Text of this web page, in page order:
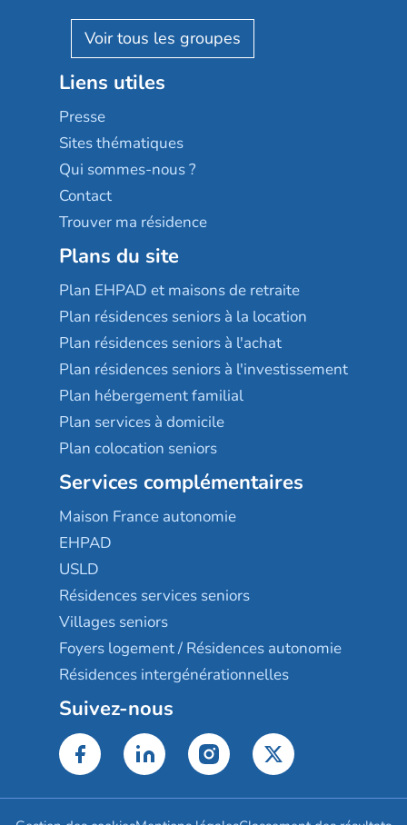
Reseda
Stella management
Les villages d'or
Sérénys
Résidences services Villa Médicis
Résidalya
Groupe aplus
AGE D'OR Services
Liens utiles
Presse
Sites thématiques
Qui sommes-nous ?
Contact
Trouver ma résidence
Plans du site
Plan EHPAD et maisons de retraite
Plan résidences seniors à la location
Plan résidences seniors à l'achat
Plan résidences seniors à l'investissement
Plan hébergement familial
Plan services à domicile
Plan colocation seniors
Services complémentaires
Maison France autonomie
EHPAD
USLD
Résidences services seniors
Villages seniors
Foyers logement / Résidences autonomie
Résidences intergénérationnelles
Suivez-nous